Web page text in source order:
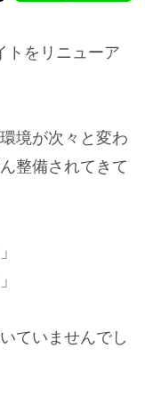
トをリニューア
境が次々と変わ
整備されてきて
ていませんでし